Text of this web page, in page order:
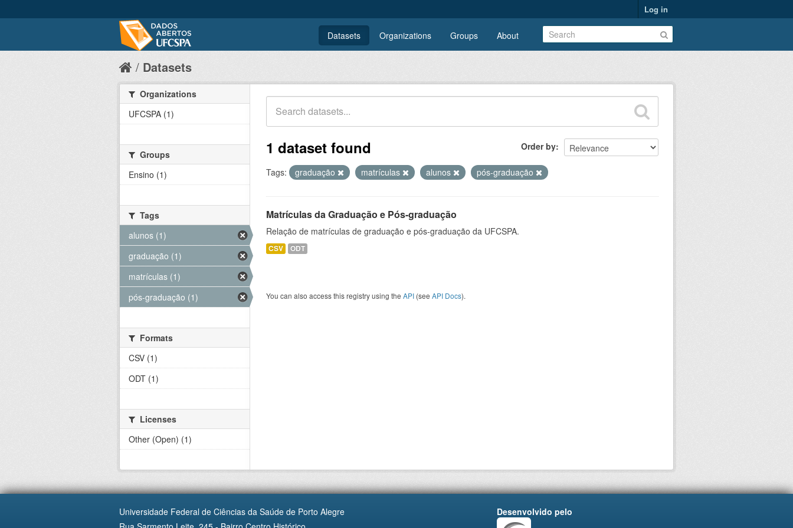
Log in
Datasets Organizations Groups About
Datasets
Order by
1 dataset found
Tags: graduação matrículas alunos pós-graduação
Matrículas da Graduação e Pós-graduação
Relação de matrículas de graduação e pós-graduação da UFCSPA.
CSV ODT
You can also access this registry using the API (see API Docs).
Organizations
UFCSPA (1)
Groups
Ensino (1)
Tags
alunos (1)
graduação (1)
matrículas (1)
pós-graduação (1)
Formats
CSV (1)
ODT (1)
Licenses
Other (Open) (1)
Universidade Federal de Ciências da Saúde de Porto Alegre
Desenvolvido pelo